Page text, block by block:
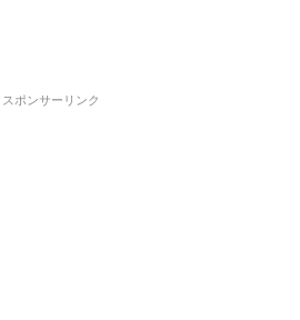
スポンサーリンク